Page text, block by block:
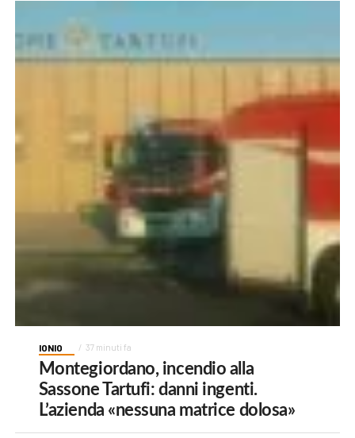
IONIO 37 minuti fa
Montegiordano, incendio alla
Sassone Tartufi: danni ingenti.
L’azienda «nessuna matrice dolosa»